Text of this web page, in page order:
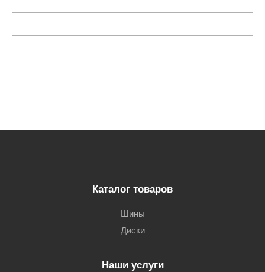
Каталог товаров
Шины
Диски
Наши услуги